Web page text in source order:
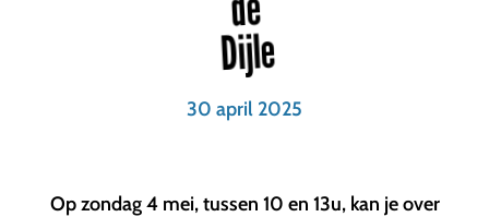
Dijle
30 april 2025
Op zondag 4 mei, tussen 10 en 13u, kan je over